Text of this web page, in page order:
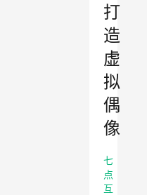
打
造
虚
拟
偶
像
七
点
互